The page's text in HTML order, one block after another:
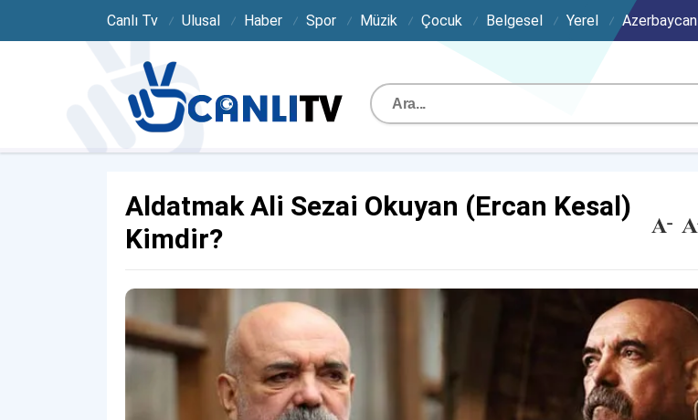
Canlı Tv Ulusal Haber Spor Müzik Çocuk Belgesel Yerel Azerbaycan
Aldatmak Ali Sezai Okuyan (Ercan Kesal)
Kimdir?